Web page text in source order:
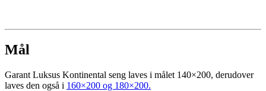
Mål
Garant Luksus Kontinental seng laves i målet 140×200, derudover
laves den også i 160×200 og 180×200.